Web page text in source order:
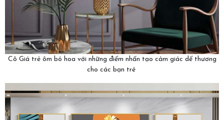
Cô Giá trẻ ôm bó hoa với những điểm nhấn tạo cảm giác dể thương
cho các bạn trẻ